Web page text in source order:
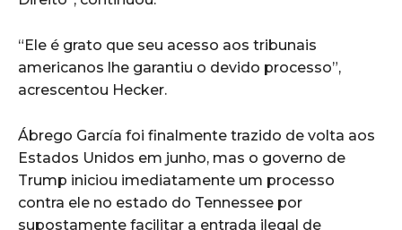
“Ele é grato que seu acesso aos tribunais
americanos lhe garantiu o devido processo”,
acrescentou Hecker.
Ábrego García foi finalmente trazido de volta aos
Estados Unidos em junho, mas o governo de
Trump iniciou imediatamente um processo
contra ele no estado do Tennessee por
supostamente facilitar a entrada ilegal de